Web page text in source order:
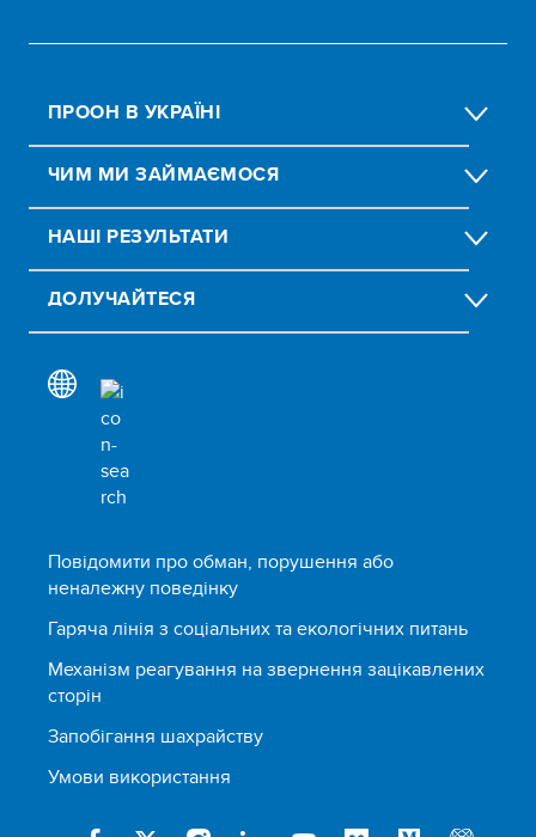
ПРООН В УКРАЇНІ
ЧИМ МИ ЗАЙМАЄМОСЯ
НАШІ РЕЗУЛЬТАТИ
ДОЛУЧАЙТЕСЯ
Повідомити про обман, порушення або
неналежну поведінку
Гаряча лінія з соціальних та екологічних питань
Механізм реагування на звернення зацікавлених
сторін
Запобігання шахрайству
Умови використання